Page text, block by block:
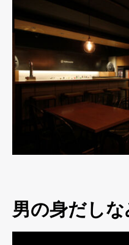
男の身だしな